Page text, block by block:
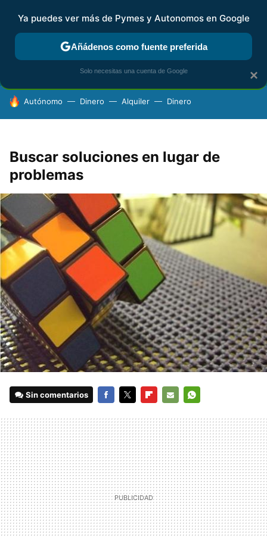
FISCALIDAD Y CONTABILIDAD KIT DIGITAL RENTA
HOY SE HABLA DE
Autónomo Dinero Alquiler Dinero
Buscar soluciones en lugar de
problemas
Sin comentarios
MAIL
×
Ya puedes ver más de Pymes y Autonomos en Google
Añádenos como fuente preferida
Solo necesitas una cuenta de Google